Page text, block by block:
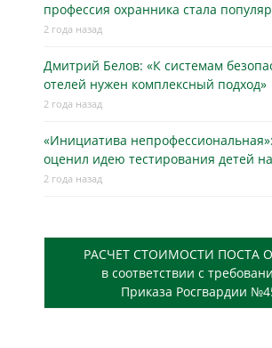
профессия охранника стала
2 года назад
Дмитрий Белов: «К системам
отелей нужен комплексный подход»
2 года назад
«Инициатива
оценил идею тестирования детей
2 года назад
РАСЧЕТ СТОИМОСТИ ПОСТА
в соответствии с
Приказа Росгвардии